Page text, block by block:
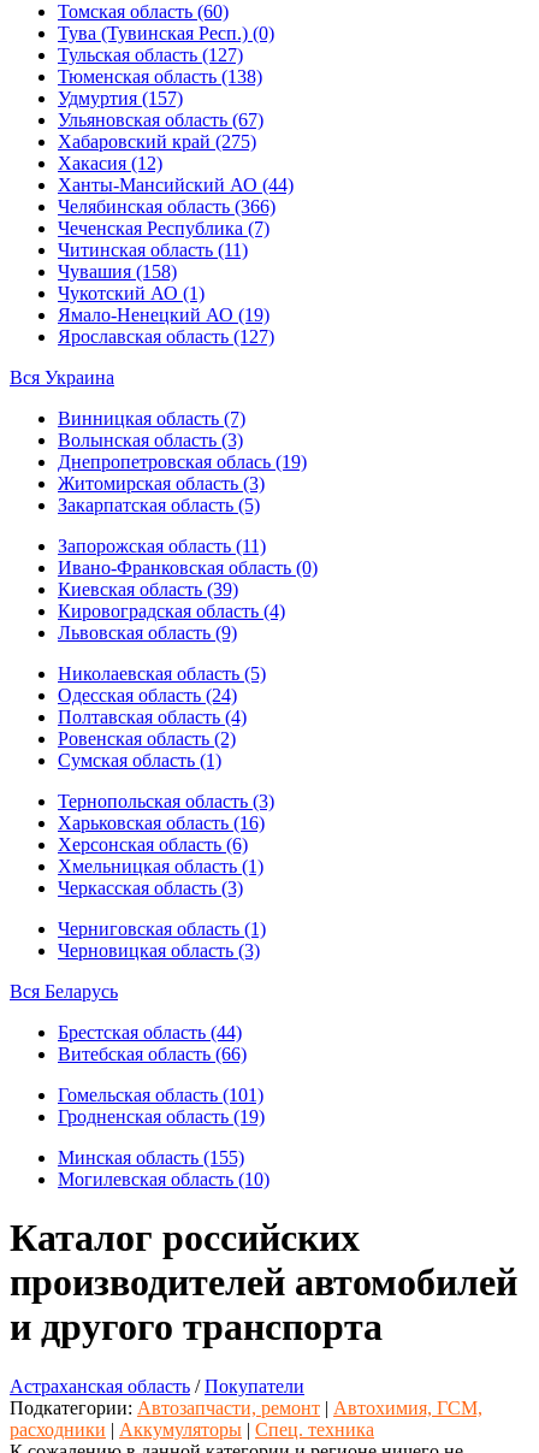
Томская область (60)
Тува (Тувинская Респ.) (0)
Тульская область (127)
Тюменская область (138)
Удмуртия (157)
Ульяновская область (67)
Хабаровский край (275)
Хакасия (12)
Ханты-Мансийский АО (44)
Челябинская область (366)
Чеченская Республика (7)
Читинская область (11)
Чувашия (158)
Чукотский АО (1)
Ямало-Ненецкий АО (19)
Ярославская область (127)
Вся Украина
Винницкая область (7)
Волынская область (3)
Днепропетровская облась (19)
Житомирская область (3)
Закарпатская область (5)
Запорожская область (11)
Ивано-Франковская область (0)
Киевская область (39)
Кировоградская область (4)
Львовская область (9)
Николаевская область (5)
Одесская область (24)
Полтавская область (4)
Ровенская область (2)
Сумская область (1)
Тернопольская область (3)
Харьковская область (16)
Херсонская область (6)
Хмельницкая область (1)
Черкасская область (3)
Черниговская область (1)
Черновицкая область (3)
Вся Беларусь
Брестская область (44)
Витебская область (66)
Гомельская область (101)
Гродненская область (19)
Минская область (155)
Могилевская область (10)
Каталог российских
производителей автомобилей
и другого транспорта
Астраханская область /Покупатели
Подкатегории: Автозапчасти, ремонт | Автохимия, ГСМ,
расходники | Аккумуляторы | Спец. техника